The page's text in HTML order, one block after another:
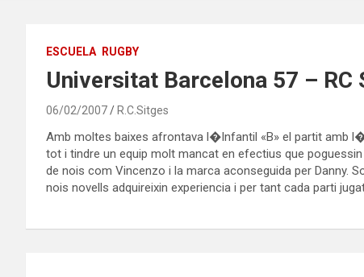
ESCUELA RUGBY
Universitat Barcelona 57 –
06/02/2007 R.C.Sitges
Amb moltes baixes afrontava l�Infantil «B» el partit amb
tot i tindre un equip molt mancat en efectius que
de nois com Vincenzo i la marca aconseguida per Danny.
nois novells adquireixin experiencia i per tant cada parti